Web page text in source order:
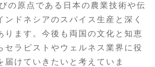
の原点である日本の農業技術や伝
ンドネシアのスパイス生産と深く
ります。今後も両国の文化と知恵
セラピストやウェルネス業界に役
届けていきたいと考えていま